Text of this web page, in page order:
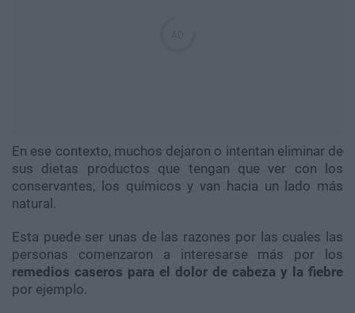
En ese contexto, muchos dejaron o intentan eliminar de
sus dietas productos que tengan que ver con los
conservantes, los químicos y van hacia un lado más
natural.
Esta puede ser unas de las razones por las cuales las
personas comenzaron a interesarse más por los
remedios caseros para el dolor de cabeza y la fiebre
por ejemplo.